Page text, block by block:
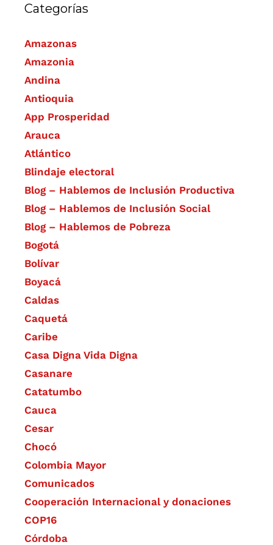
Categorías
Amazonas
Amazonia
Andina
Antioquia
App Prosperidad
Arauca
Atlántico
Blindaje electoral
Blog – Hablemos de Inclusión Productiva
Blog – Hablemos de Inclusión Social
Blog – Hablemos de Pobreza
Bogotá
Bolívar
Boyacá
Caldas
Caquetá
Caribe
Casa Digna Vida Digna
Casanare
Catatumbo
Cauca
Cesar
Chocó
Colombia Mayor
Comunicados
Cooperación Internacional y donaciones
COP16
Córdoba